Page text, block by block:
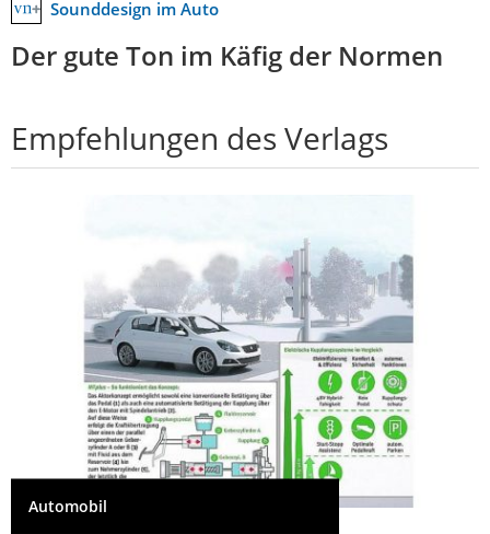
Sounddesign im Auto
Der gute Ton im Käfig der Normen
Empfehlungen des Verlags
Automobil